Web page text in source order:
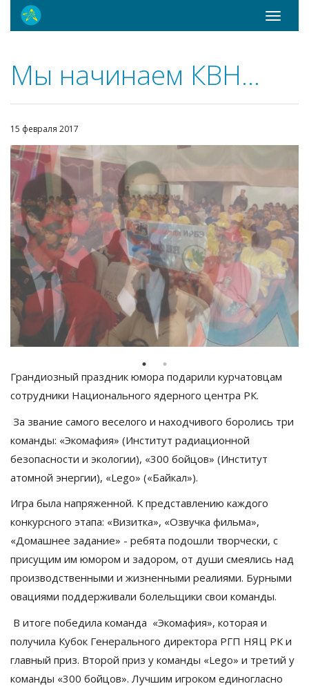
Toggle
Мы начинаем КВН…
15 февраля 2017
Грандиозный праздник юмора подарили курчатовцам
сотрудники Национального ядерного центра РК.
За звание самого веселого и находчивого боролись три
команды: «Экомафия» (Институт радиационной
безопасности и экологии), «300 бойцов» (Институт
атомной энергии), «Lego» («Байкал»).
Игра была напряженной. К представлению каждого
конкурсного этапа: «Визитка», «Озвучка фильма»,
«Домашнее задание» - ребята подошли творчески, с
присущим им юмором и задором, от души смеялись над
производственными и жизненными реалиями. Бурными
овациями поддерживали болельщики свои команды.
В итоге победила команда «Экомафия», которая и
получила Кубок Генерального директора РГП НЯЦ РК и
главный приз. Второй приз у команды «Lego» и третий у
команды «300 бойцов». Лучшим игроком единогласно